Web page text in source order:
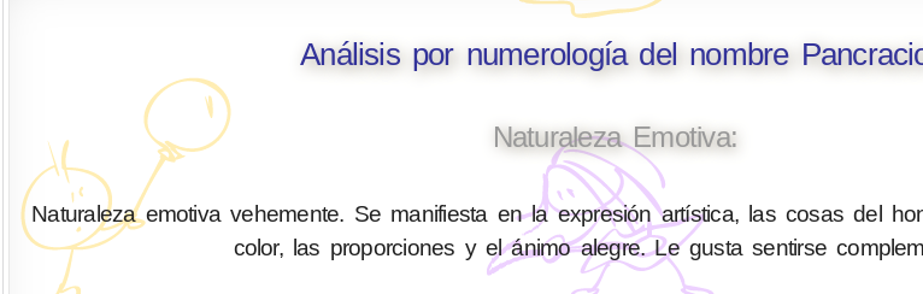
Análisis por numerología del nombre
Naturaleza Emotiva:
Naturaleza emotiva vehemente. Se manifiesta en la expresión artística, las cosas del
color, las proporciones y el ánimo alegre. Le gusta sentirse